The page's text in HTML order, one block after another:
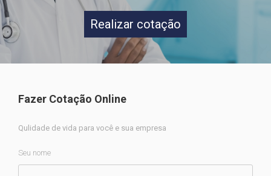
Realizar cotação
Fazer Cotação Online
Qulidade de vida para você e sua empresa
Seu nome